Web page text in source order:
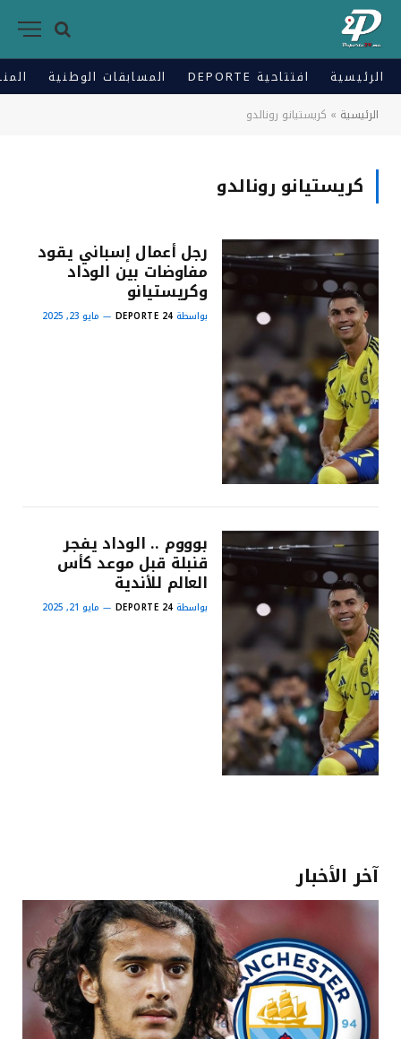
الرئيسية افتتاحية DEPORTE المسابقات الوطنية
الرئيسية » كريستيانو رونالدو
كريستيانو رونالدو
رجل أعمال إسباني يقود
مفاوضات بين الوداد
وكريستيانو
بواسطة DEPORTE 24 مايو 23, 2025
بوووم .. الوداد يفجر
قنبلة قبل موعد كأس
العالم للأندية
بواسطة DEPORTE 24 مايو 21, 2025
آخر الأخبار